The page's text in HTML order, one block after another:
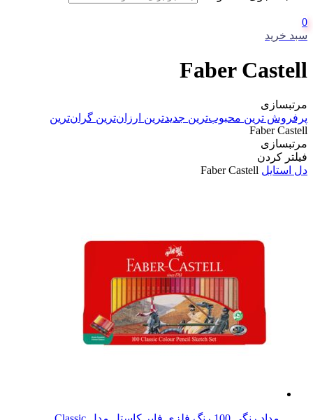
0
سبد خرید
Faber Castell
مرتبسازی
پرفروش ترین محبوب‌ترین جدیدترین ارزان‌ترین گران‌ترین
Faber Castell
مرتبسازی
فیلتر کردن
دل استایل Faber Castell